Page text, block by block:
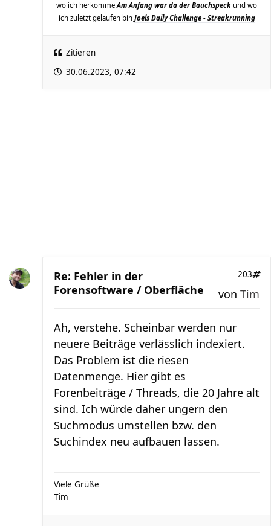
wo ich herkommeAm Anfang war da der Bauchspeck und wo
ich zuletzt gelaufen bin Joels Daily Challenge - Streakrunning
Zitieren
30.06.2023, 07:42
Re: Fehler in der
Forensoftware / Oberfläche
203
von Tim
Ah, verstehe. Scheinbar werden nur
neuere Beiträge verlässlich indexiert.
Das Problem ist die riesen
Datenmenge. Hier gibt es
Forenbeiträge / Threads, die 20 Jahre alt
sind. Ich würde daher ungern den
Suchmodus umstellen bzw. den
Suchindex neu aufbauen lassen.
Viele Grüße
Tim